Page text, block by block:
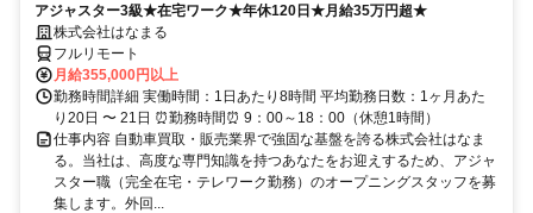
アジャスター3級★在宅ワーク★年休120日★月給35万円超★
株式会社はなまる
フルリモート
月給355,000円以上
勤務時間詳細 実働時間：1日あたり8時間 平均勤務日数：1ヶ月あた
り20日 〜 21日 ⏰勤務時間⏰ 9：00～18：00（休憩1時間）
仕事内容 自動車買取・販売業界で強固な基盤を誇る株式会社はなま
る。当社は、高度な専門知識を持つあなたをお迎えするため、アジャ
スター職（完全在宅・テレワーク勤務）のオープニングスタッフを募
集します。外回...